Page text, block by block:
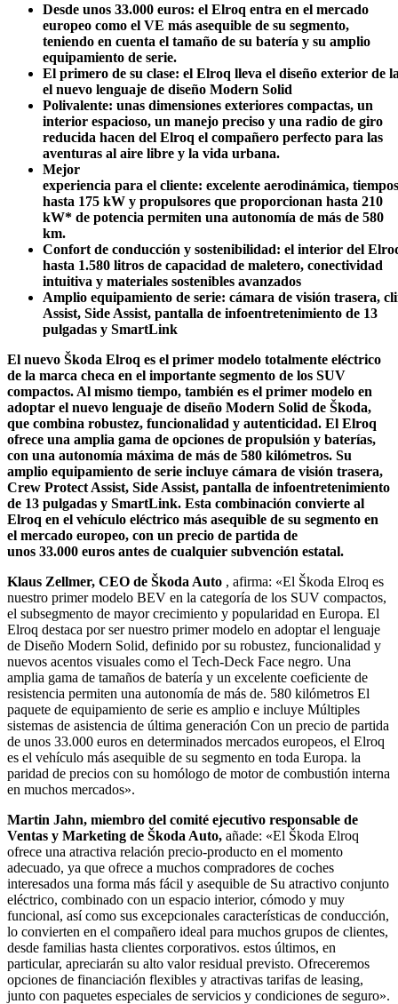
Desde unos 33.000 euros: el Elroq entra en el mercado
europeo como el VE más asequible de su segmento,
teniendo en cuenta el tamaño de su batería y su amplio
equipamiento de serie.
El primero de su clase: el Elroq lleva el diseño exterior de
el nuevo lenguaje de diseño Modern Solid
Polivalente: unas dimensiones exteriores compactas, un
interior espacioso, un manejo preciso y una radio de giro
reducida hacen del Elroq el compañero perfecto para las
aventuras al aire libre y la vida urbana.
Mejor
experiencia para el cliente: excelente aerodinámica,
hasta 175 kW y propulsores que proporcionan hasta 210
kW* de potencia permiten una autonomía de más de 580
km.
Confort de conducción y sostenibilidad: el interior del
hasta 1.580 litros de capacidad de maletero, conectividad
intuitiva y materiales sostenibles avanzados
Amplio equipamiento de serie: cámara de visión trasera,
Assist, Side Assist, pantalla de infoentretenimiento de 13
pulgadas y SmartLink
El nuevo Škoda Elroq es el primer modelo totalmente eléctrico
de la marca checa en el importante segmento de los SUV
compactos. Al mismo tiempo, también es el primer modelo en
adoptar el nuevo lenguaje de diseño Modern Solid de Škoda,
que combina robustez, funcionalidad y autenticidad. El Elroq
ofrece una amplia gama de opciones de propulsión y baterías,
con una autonomía máxima de más de 580 kilómetros. Su
amplio equipamiento de serie incluye cámara de visión trasera,
Crew Protect Assist, Side Assist, pantalla de infoentretenimiento
de 13 pulgadas y SmartLink. Esta combinación convierte al
Elroq en el vehículo eléctrico más asequible de su segmento en
el mercado europeo, con un precio de partida de
unos 33.000 euros antes de cualquier subvención estatal.
Klaus Zellmer, CEO de Škoda Auto , afirma: «El Škoda Elroq es
nuestro primer modelo BEV en la categoría de los SUV compactos,
el subsegmento de mayor crecimiento y popularidad en Europa. El
Elroq destaca por ser nuestro primer modelo en adoptar el lenguaje
de Diseño Modern Solid, definido por su robustez, funcionalidad y
nuevos acentos visuales como el Tech-Deck Face negro. Una
amplia gama de tamaños de batería y un excelente coeficiente de
resistencia permiten una autonomía de más de. 580 kilómetros El
paquete de equipamiento de serie es amplio e incluye Múltiples
sistemas de asistencia de última generación Con un precio de partida
de unos 33.000 euros en determinados mercados europeos, el Elroq
es el vehículo más asequible de su segmento en toda Europa. la
paridad de precios con su homólogo de motor de combustión interna
en muchos mercados».
Martin Jahn, miembro del comité ejecutivo responsable de
Ventas y Marketing de Škoda Auto, añade: «El Škoda Elroq
ofrece una atractiva relación precio-producto en el momento
adecuado, ya que ofrece a muchos compradores de coches
interesados ​​una forma más fácil y asequible de Su atractivo conjunto
eléctrico, combinado con un espacio interior, cómodo y muy
funcional, así como sus excepcionales características de conducción,
lo convierten en el compañero ideal para muchos grupos de clientes,
desde familias hasta clientes corporativos. estos últimos, en
particular, apreciarán su alto valor residual previsto. Ofreceremos
opciones de financiación flexibles y atractivas tarifas de leasing,
junto con paquetes especiales de servicios y condiciones de seguro».